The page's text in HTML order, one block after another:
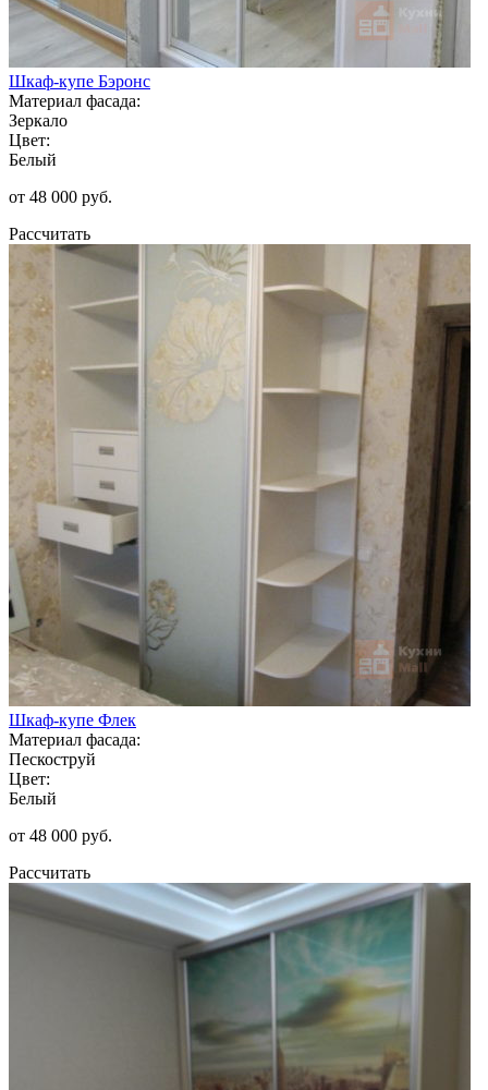
Шкаф-купе Бэронс
Материал фасада:
Зеркало
Цвет:
Белый
от 48 000 руб.
Рассчитать
Шкаф-купе Флек
Материал фасада:
Пескоструй
Цвет:
Белый
от 48 000 руб.
Рассчитать